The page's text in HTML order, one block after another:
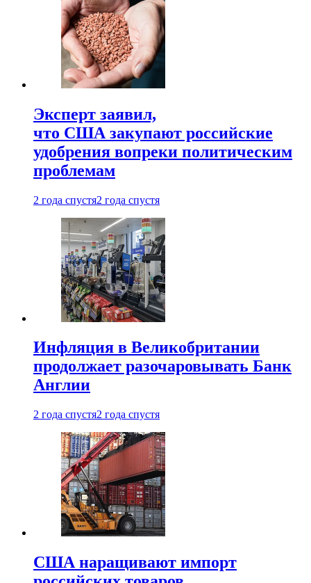
Эксперт заявил,
что США закупают российские
удобрения вопреки политическим
проблемам
2 года спустя2 года спустя
Инфляция в Великобритании
продолжает разочаровывать Банк
Англии
2 года спустя2 года спустя
США наращивают импорт